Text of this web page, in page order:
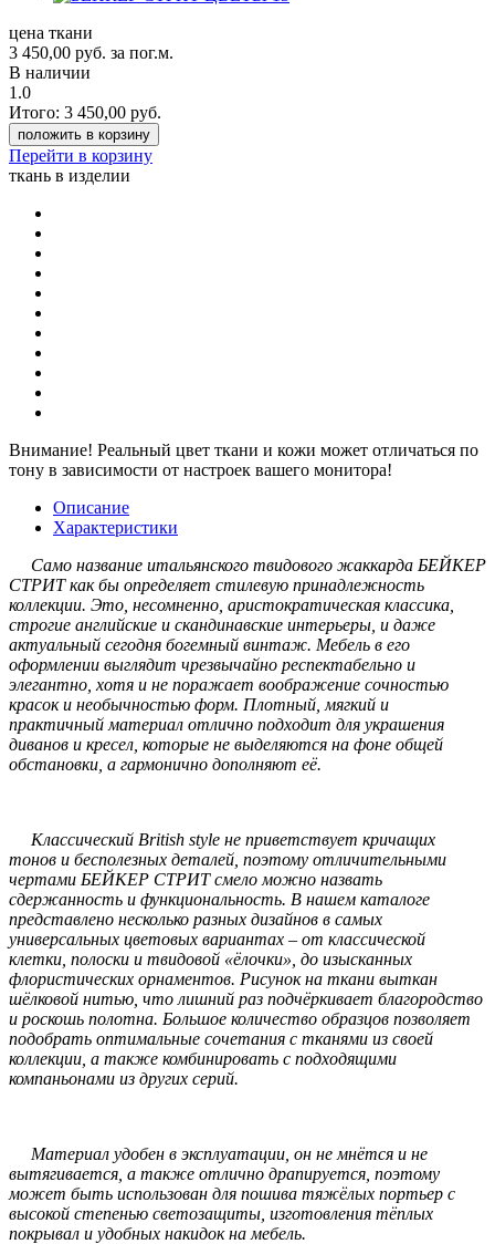
цена ткани
3 450,00 руб. за пог.м.
В наличии
1.0
Итого: 3 450,00 руб.
положить в корзину
Перейти в корзину
ткань в изделии
Внимание! Реальный цвет ткани и кожи может отличаться по
тону в зависимости от настроек вашего монитора!
Описание
Характеристики
Само название итальянского твидового жаккарда БЕЙКЕР
СТРИТ как бы определяет стилевую принадлежность
коллекции. Это, несомненно, аристократическая классика,
строгие английские и скандинавские интерьеры, и даже
актуальный сегодня богемный винтаж. Мебель в его
оформлении выглядит чрезвычайно респектабельно и
элегантно, хотя и не поражает воображение сочностью
красок и необычностью форм. Плотный, мягкий и
практичный материал отлично подходит для украшения
диванов и кресел, которые не выделяются на фоне общей
обстановки, а гармонично дополняют её.
Классический British style не приветствует кричащих
тонов и бесполезных деталей, поэтому отличительными
чертами БЕЙКЕР СТРИТ смело можно назвать
сдержанность и функциональность. В нашем каталоге
представлено несколько разных дизайнов в самых
универсальных цветовых вариантах – от классической
клетки, полоски и твидовой «ёлочки», до изысканных
флористических орнаментов. Рисунок на ткани выткан
шёлковой нитью, что лишний раз подчёркивает благородство
и роскошь полотна. Большое количество образцов позволяет
подобрать оптимальные сочетания с тканями из своей
коллекции, а также комбинировать с подходящими
компаньонами из других серий.
Материал удобен в эксплуатации, он не мнётся и не
вытягивается, а также отлично драпируется, поэтому
может быть использован для пошива тяжёлых портьер с
высокой степенью светозащиты, изготовления тёплых
покрывал и удобных накидок на мебель.